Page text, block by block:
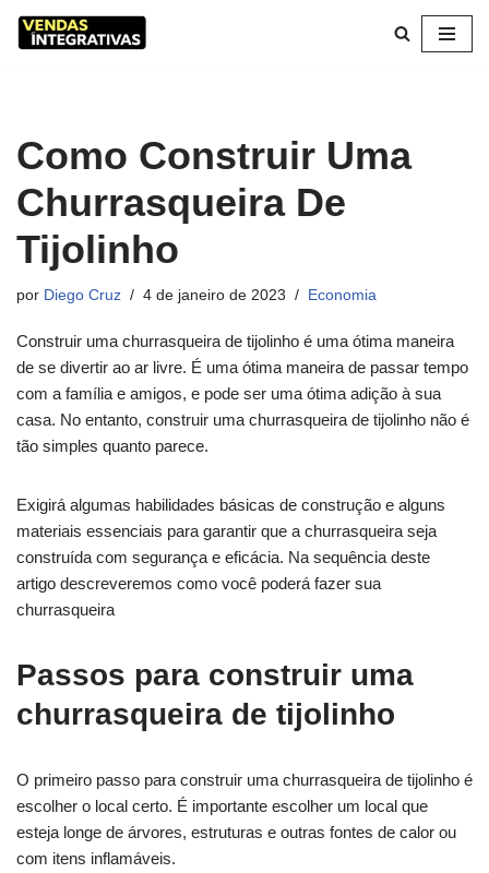
Como Construir Uma
Churrasqueira De
Tijolinho
por Diego Cruz 4 de janeiro de 2023 Economia
Construir uma churrasqueira de tijolinho é uma ótima maneira
de se divertir ao ar livre. É uma ótima maneira de passar tempo
com a família e amigos, e pode ser uma ótima adição à sua
casa. No entanto, construir uma churrasqueira de tijolinho não é
tão simples quanto parece.
Exigirá algumas habilidades básicas de construção e alguns
materiais essenciais para garantir que a churrasqueira seja
construída com segurança e eficácia. Na sequência deste
artigo descreveremos como você poderá fazer sua
churrasqueira
Passos para construir uma
churrasqueira de tijolinho
O primeiro passo para construir uma churrasqueira de tijolinho é
escolher o local certo. É importante escolher um local que
esteja longe de árvores, estruturas e outras fontes de calor ou
com itens inflamáveis.